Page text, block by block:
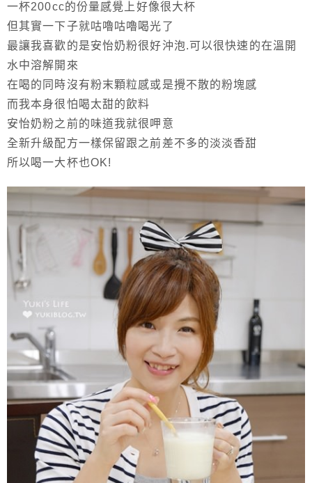
一杯200cc的份量感覺上好像很大杯
但其實一下子就咕嚕咕嚕喝光了
最讓我喜歡的是安怡奶粉很好沖泡.可以很快速的在溫開
水中溶解開來
在喝的同時沒有粉末顆粒感或是攪不散的粉塊感
而我本身很怕喝太甜的飲料
安怡奶粉之前的味道我就很呷意
全新升級配方一樣保留跟之前差不多的淡淡香甜
所以喝一大杯也OK!